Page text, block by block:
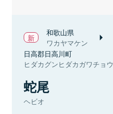
和歌山県
ワカヤマケン
日高郡日高川町
ヒダカグンヒダカガワチョウ
蛇尾
ヘビオ